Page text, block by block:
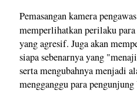
Pemasangan kamera
memperlihatkan perilaku para
yang agresif. Juga akan
siapa sebenarnya yang
serta mengubahnya menjadi
mengganggu para